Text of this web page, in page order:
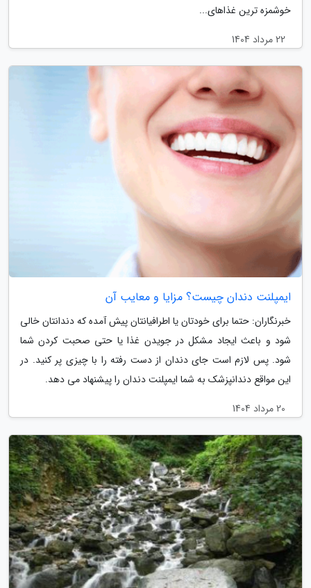
خوشمزه ترین غذاهای...
22 مرداد 1404
ایمپلنت دندان چیست؟ مزایا و معایب آن
خبرنگاران: حتما برای خودتان یا اطرافیانتان پیش آمده که دندانتان خالی
شود و باعث ایجاد مشکل در جویدن غذا یا حتی صحبت کردن شما
شود. پس لازم است جای دندان از دست رفته را با چیزی پر کنید. در
این مواقع دندانپزشک به شما ایمپلنت دندان را پیشنهاد می دهد.
20 مرداد 1404